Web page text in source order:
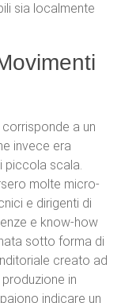
sia localmente
a un
invece era
piccola scala.
molte micro-
e dirigenti di
e know-how
sotto forma di
creato ad
in
indicare un